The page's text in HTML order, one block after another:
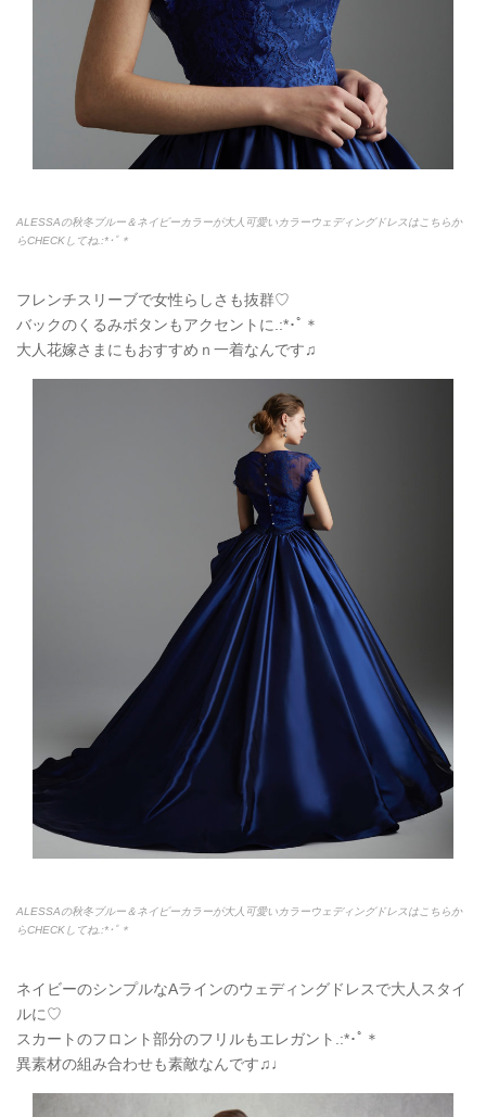
ALESSAの秋冬ブルー＆ネイビーカラーが大人可愛いカラーウェディングドレスはこちらか
らCHECKしてね.:*･ﾟ＊
フレンチスリーブで女性らしさも抜群♡
バックのくるみボタンもアクセントに.:*･ﾟ＊
大人花嫁さまにもおすすめｎ一着なんです♫
ALESSAの秋冬ブルー＆ネイビーカラーが大人可愛いカラーウェディングドレスはこちらか
らCHECKしてね.:*･ﾟ＊
ネイビーのシンプルなAラインのウェディングドレスで大人スタイ
ルに♡
スカートのフロント部分のフリルもエレガント.:*･ﾟ＊
異素材の組み合わせも素敵なんです♫♩